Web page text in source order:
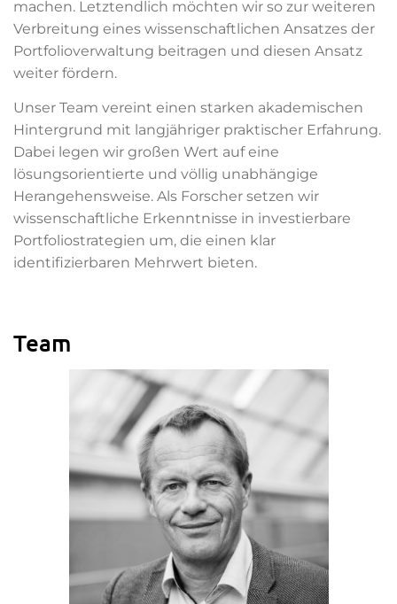
machen. Letztendlich möchten wir so zur weiteren
Verbreitung eines wissenschaftlichen Ansatzes der
Portfolioverwaltung beitragen und diesen Ansatz
weiter fördern.
Unser Team vereint einen starken akademischen
Hintergrund mit langjähriger praktischer Erfahrung.
Dabei legen wir großen Wert auf eine
lösungsorientierte und völlig unabhängige
Herangehensweise. Als Forscher setzen wir
wissenschaftliche Erkenntnisse in investierbare
Portfoliostrategien um, die einen klar
identifizierbaren Mehrwert bieten.
Team